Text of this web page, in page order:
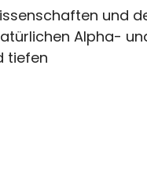
und
Alpha-
tiefen